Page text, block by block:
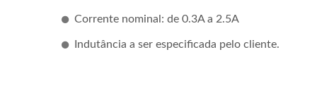
Corrente nominal: de 0.3A a 2.5A
Indutância a ser especificada pelo cliente.